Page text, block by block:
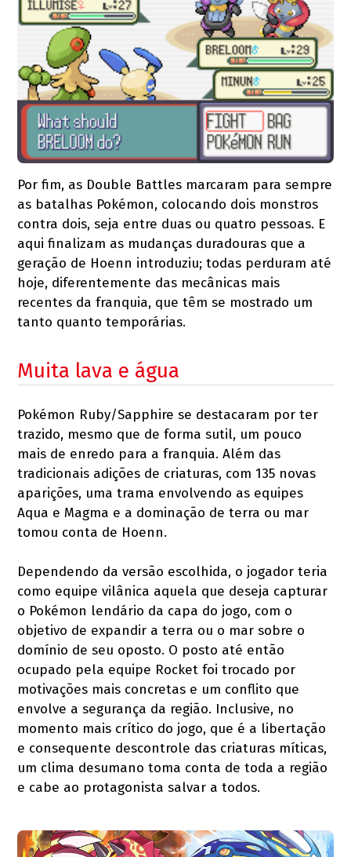
Por fim, as Double Battles marcaram para sempre
as batalhas Pokémon, colocando dois monstros
contra dois, seja entre duas ou quatro pessoas. E
aqui finalizam as mudanças duradouras que a
geração de Hoenn introduziu; todas perduram até
hoje, diferentemente das mecânicas mais
recentes da franquia, que têm se mostrado um
tanto quanto temporárias.
Muita lava e água
Pokémon Ruby/Sapphire se destacaram por ter
trazido, mesmo que de forma sutil, um pouco
mais de enredo para a franquia. Além das
tradicionais adições de criaturas, com 135 novas
aparições, uma trama envolvendo as equipes
Aqua e Magma e a dominação de terra ou mar
tomou conta de Hoenn.
Dependendo da versão escolhida, o jogador teria
como equipe vilânica aquela que deseja capturar
o Pokémon lendário da capa do jogo, com o
objetivo de expandir a terra ou o mar sobre o
domínio de seu oposto. O posto até então
ocupado pela equipe Rocket foi trocado por
motivações mais concretas e um conflito que
envolve a segurança da região. Inclusive, no
momento mais crítico do jogo, que é a libertação
e consequente descontrole das criaturas míticas,
um clima desumano toma conta de toda a região
e cabe ao protagonista salvar a todos.